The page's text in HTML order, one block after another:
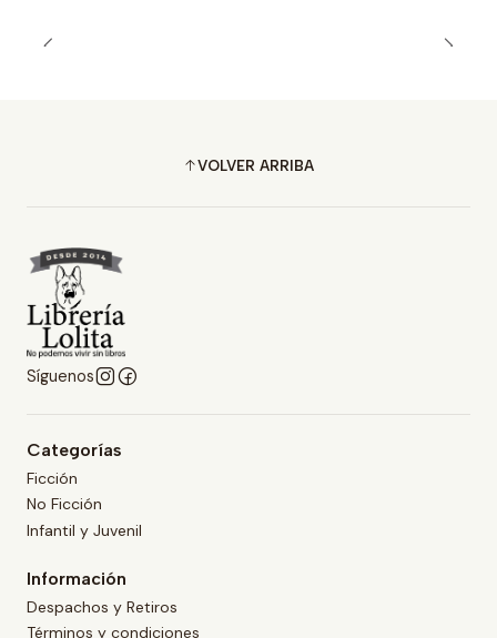
VOLVER ARRIBA
Síguenos
Categorías
Ficción
No Ficción
Infantil y Juvenil
Información
Despachos y Retiros
Términos y condiciones